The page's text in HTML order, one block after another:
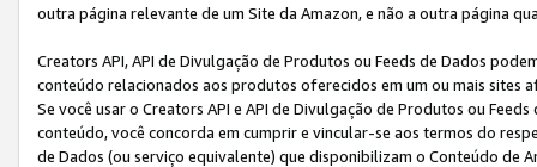
outra página relevante de um Site da Amazon, e não a outra página
Creators API, API de Divulgação de Produtos ou Feeds de Dados
conteúdo relacionados aos produtos oferecidos em um ou mais sites
Se você usar o Creators API e API de Divulgação de Produtos ou
conteúdo, você concorda em cumprir e vincular-se aos termos do
de Dados (ou serviço equivalente) que disponibilizam o Conteúdo de